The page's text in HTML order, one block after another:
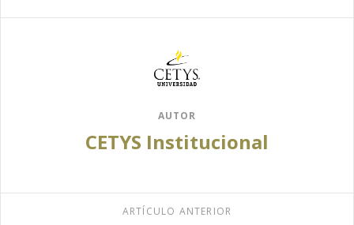
AUTOR
CETYS Institucional
ARTÍCULO ANTERIOR